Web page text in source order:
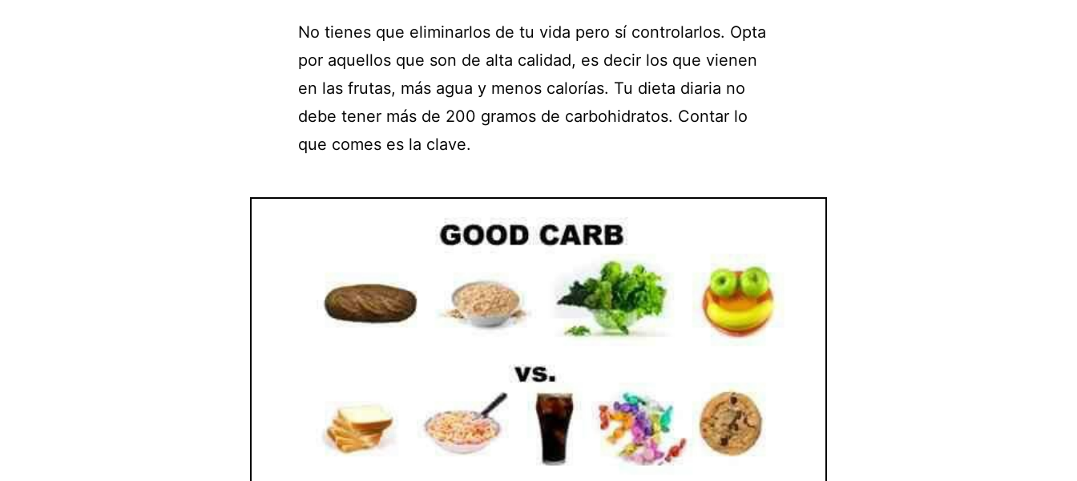
No tienes que eliminarlos de tu vida pero sí controlarlos. Opta
por aquellos que son de alta calidad, es decir los que vienen
en las frutas, más agua y menos calorías. Tu dieta diaria no
debe tener más de 200 gramos de carbohidratos. Contar lo
que comes es la clave.